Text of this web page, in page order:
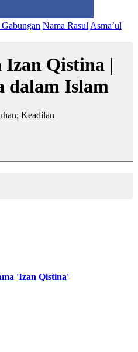
Nama Rasul Asma’ul
Qistina |
dalam Islam
Keadilan
'Izan Qistina'